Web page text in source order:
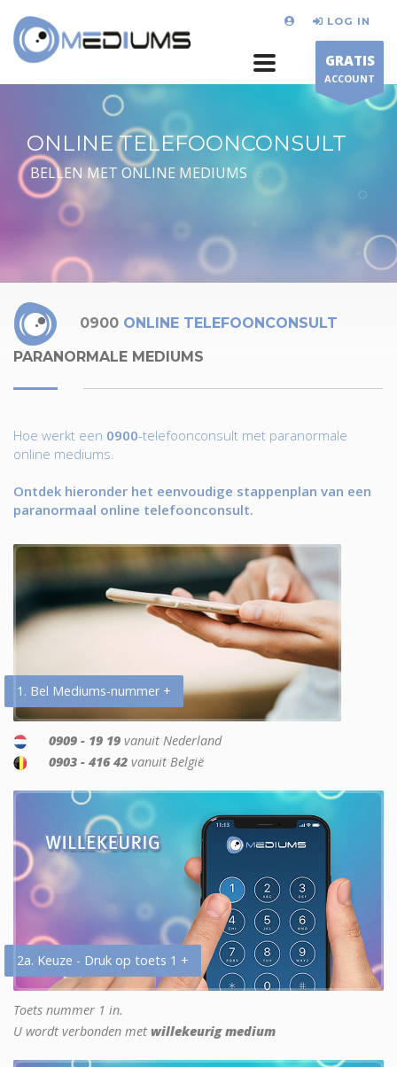
LOG IN
GRATIS
ACCOUNT
ONLINE TELEFOONCONSULT
BELLEN MET ONLINE MEDIUMS
0900 ONLINE TELEFOONCONSULT
PARANORMALE MEDIUMS
Hoe werkt een 0900-telefoonconsult met paranormale
online mediums.
Ontdek hieronder het eenvoudige stappenplan van een
paranormaal online telefoonconsult.
1. Bel Mediums-nummer +
0909 - 19 19 vanuit Nederland
0903 - 416 42 vanuit België
2a. Keuze - Druk op toets 1 +
Toets nummer 1 in.
U wordt verbonden met willekeurig medium